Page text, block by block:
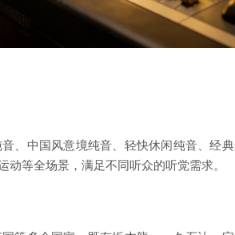
、中国风意境纯音、轻快休闲纯音、经
等全场景，满足不同听众的听觉需求。